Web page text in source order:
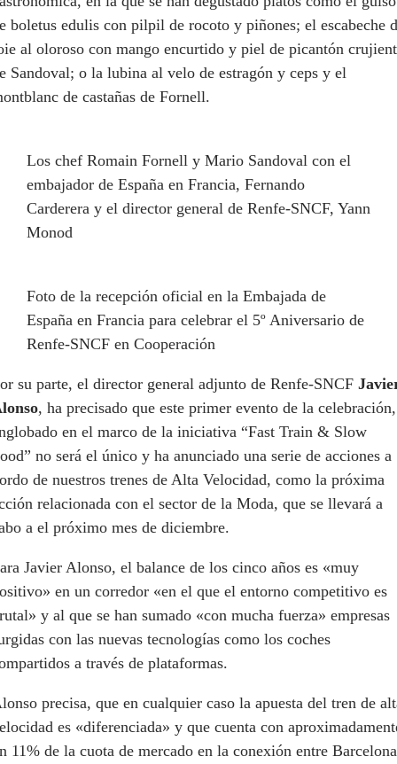
boletus edulis con pilpil de rocoto y piñones; el escabeche
al oloroso con mango encurtido y piel de picantón
Sandoval; o la lubina al velo de estragón y ceps y el
de castañas de Fornell.
Los chef Romain Fornell y Mario Sandoval con el
embajador de España en Francia, Fernando
Carderera y el director general de Renfe-SNCF, Yann
Monod
Foto de la recepción oficial en la Embajada de
España en Francia para celebrar el 5º Aniversario de
Renfe-SNCF en Cooperación
su parte, el director general adjunto de Renfe-SNCF
, ha precisado que este primer evento de la celebración,
en el marco de la iniciativa “Fast Train & Slow
” no será el único y ha anunciado una serie de acciones a
de nuestros trenes de Alta Velocidad, como la próxima
relacionada con el sector de la Moda, que se llevará a
a el próximo mes de diciembre.
Javier Alonso, el balance de los cinco años es «muy
en un corredor «en el que el entorno competitivo es
y al que se han sumado «con mucha fuerza» empresas
con las nuevas tecnologías como los coches
a través de plataformas.
precisa, que en cualquier caso la apuesta del tren de
es «diferenciada» y que cuenta con
11% de la cuota de mercado en la conexión entre Barcelona